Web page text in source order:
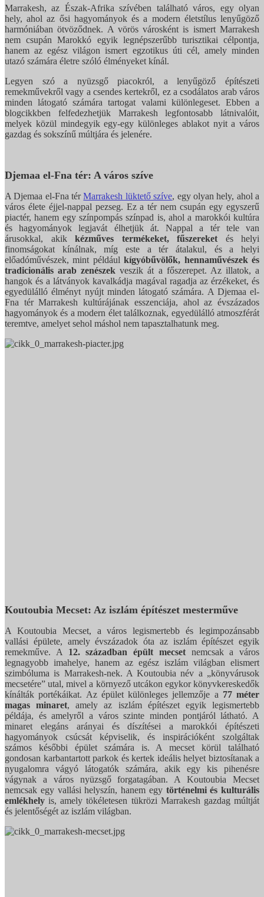
Marrakesh, az Észak-Afrika szívében található város, egy olyan
hely, ahol az ősi hagyományok és a modern életstílus lenyűgöző
harmóniában ötvöződnek. A vörös városként is ismert Marrakesh
nem csupán Marokkó egyik legnépszerűbb turisztikai célpontja,
hanem az egész világon ismert egzotikus úti cél, amely minden
utazó számára életre szóló élményeket kínál.
Legyen szó a nyüzsgő piacokról, a lenyűgöző építészeti
remekművekről vagy a csendes kertekről, ez a csodálatos arab város
minden látogató számára tartogat valami különlegeset. Ebben a
blogcikkben felfedezhetjük Marrakesh legfontosabb látnivalóit,
melyek közül mindegyik egy-egy különleges ablakot nyit a város
gazdag és sokszínű múltjára és jelenére.
Djemaa el-Fna tér: A város szíve
A Djemaa el-Fna térMarrakesh lüktető szíve, egy olyan hely, ahol a
város élete éjjel-nappal pezseg. Ez a tér nem csupán egy egyszerű
piactér, hanem egy színpompás színpad is, ahol a marokkói kultúra
és hagyományok legjavát élhetjük át. Nappal a tér tele van
árusokkal, akik kézműves termékeket, fűszereketés helyi
finomságokat kínálnak, míg este a tér átalakul, és a helyi
előadóművészek, mint példáulkígyóbűvölők, hennaművészek és
tradicionális arab zenészek veszik át a főszerepet. Az illatok, a
hangok és a látványok kavalkádja magával ragadja az érzékeket, és
egyedülálló élményt nyújt minden látogató számára. A Djemaa el-
Fna tér Marrakesh kultúrájának esszenciája, ahol az évszázados
hagyományok és a modern élet találkoznak, egyedülálló atmoszférát
teremtve, amelyet sehol máshol nem tapasztalhatunk meg.
Koutoubia Mecset: Az iszlám építészet mesterműve
A Koutoubia Mecset, a város legismertebb és legimpozánsabb
vallási épülete, amely évszázadok óta az iszlám építészet egyik
remekműve. A 12. században épült mecsetnemcsak a város
legnagyobb imahelye, hanem az egész iszlám világban elismert
szimbóluma is Marrakesh-nek. A Koutoubia név a „könyvárusok
mecsetére” utal, mivel a környező utcákon egykor könyvkereskedők
kínálták portékáikat. Az épület különleges jellemzője a 77 méter
magas minaret, amely az iszlám építészet egyik legismertebb
példája, és amelyről a város szinte minden pontjáról látható. A
minaret elegáns arányai és díszítései a marokkói építészeti
hagyományok csúcsát képviselik, és inspirációként szolgáltak
számos későbbi épület számára is. A mecset körül található
gondosan karbantartott parkok és kertek ideális helyet biztosítanak a
nyugalomra vágyó látogatók számára, akik egy kis pihenésre
vágynak a város nyüzsgő forgatagában. A Koutoubia Mecset
nemcsak egy vallási helyszín, hanem egy történelmi és kulturális
emlékhely is, amely tökéletesen tükrözi Marrakesh gazdag múltját
és jelentőségét az iszlám világban.